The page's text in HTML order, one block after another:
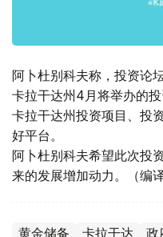
阿卜杜别科夫称，投资论
卡拉干达州4月将举办的
卡拉干达州投资项目、投
好平台。
阿卜杜别科夫希望此次投
来的发展增加动力。（编
黄金储备 卡拉干达 政